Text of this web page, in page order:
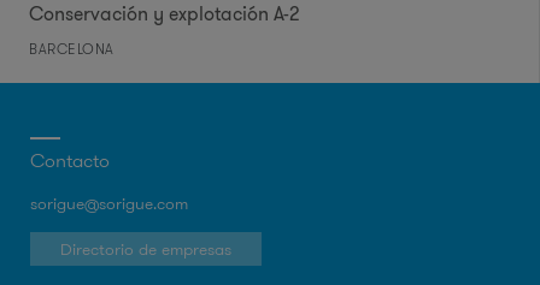
Conservación y explotación A-2
BARCELONA
Contacto
sorigue@sorigue.com
Directorio de empresas